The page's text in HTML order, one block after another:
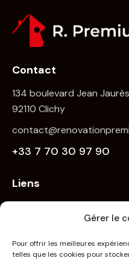
Gérer le
Pour offrir les meilleures
telles que les cookies pour
Contact
134 boulevard Jean
92110 Clichy
+33 7 70 30 97 90
Liens
Nos Réalisations